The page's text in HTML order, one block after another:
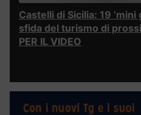
Castelli di Sicilia: 19 ‘mini
sfida del turismo di
PER IL VIDEO